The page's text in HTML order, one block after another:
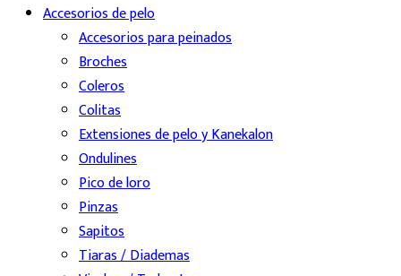
Accesorios de pelo
Accesorios para peinados
Broches
Coleros
Colitas
Extensiones de pelo y Kanekalon
Ondulines
Pico de loro
Pinzas
Sapitos
Tiaras / Diademas